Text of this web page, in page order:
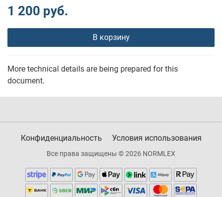
1 200 руб.
В корзину
More technical details are being prepared for this
document.
Конфиденциальность Условия использования
Все права защищены © 2026 NORMLEX